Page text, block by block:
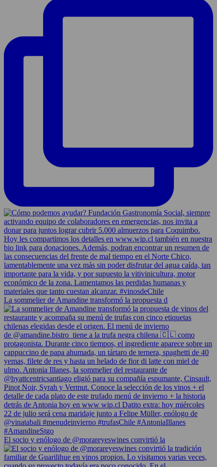
La sommelier de Amandine transformó la propuesta d
El socio y enólogo de @morareyeswines convirtió la